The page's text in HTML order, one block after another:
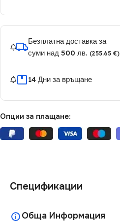
Безплатна доставка за
суми над 500 лв. (255.65 €)
14 Дни за връщане
Опции за плащане:
Спецификации
Обща Информация